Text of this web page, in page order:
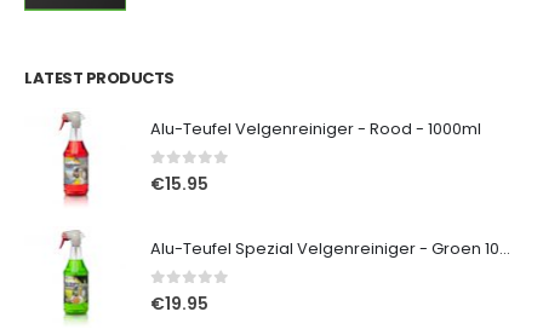
LATEST PRODUCTS
Alu-Teufel Velgenreiniger - Rood - 1000ml
0out of 5
€15.95
Alu-Teufel Spezial Velgenreiniger - Groen 1000ml
0out of 5
€19.95